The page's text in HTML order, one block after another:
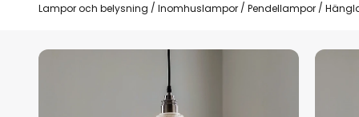
Lampor och belysning Inomhuslampor Pendellampor
Hoppa